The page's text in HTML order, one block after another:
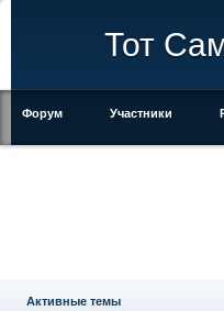
Тот
Форум Участники
Активные темы